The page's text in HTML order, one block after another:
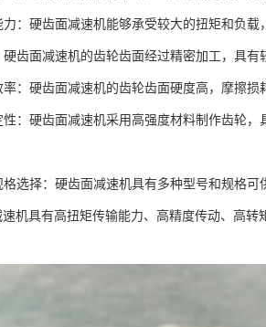
：硬齿面减速机能够承受较大的扭矩和负载
齿面减速机的齿轮齿面经过精密加工，具
：硬齿面减速机的齿轮齿面硬度高，摩擦损
性：硬齿面减速机采用高强度材料制作齿轮
选择：硬齿面减速机具有多种型号和规格可
机具有高扭矩传输能力、高精度传动、高